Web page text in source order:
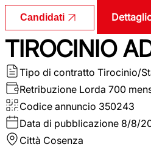
Candidati
TIROCINIO
Tipo di contratto Tirocinio/
Retribuzione Lorda 700
Codice annuncio 350243
Data di pubblicazione 8/8/
Città Cosenza